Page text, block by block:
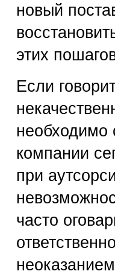
новый
этих
Если
необходимо
компании
при
часто